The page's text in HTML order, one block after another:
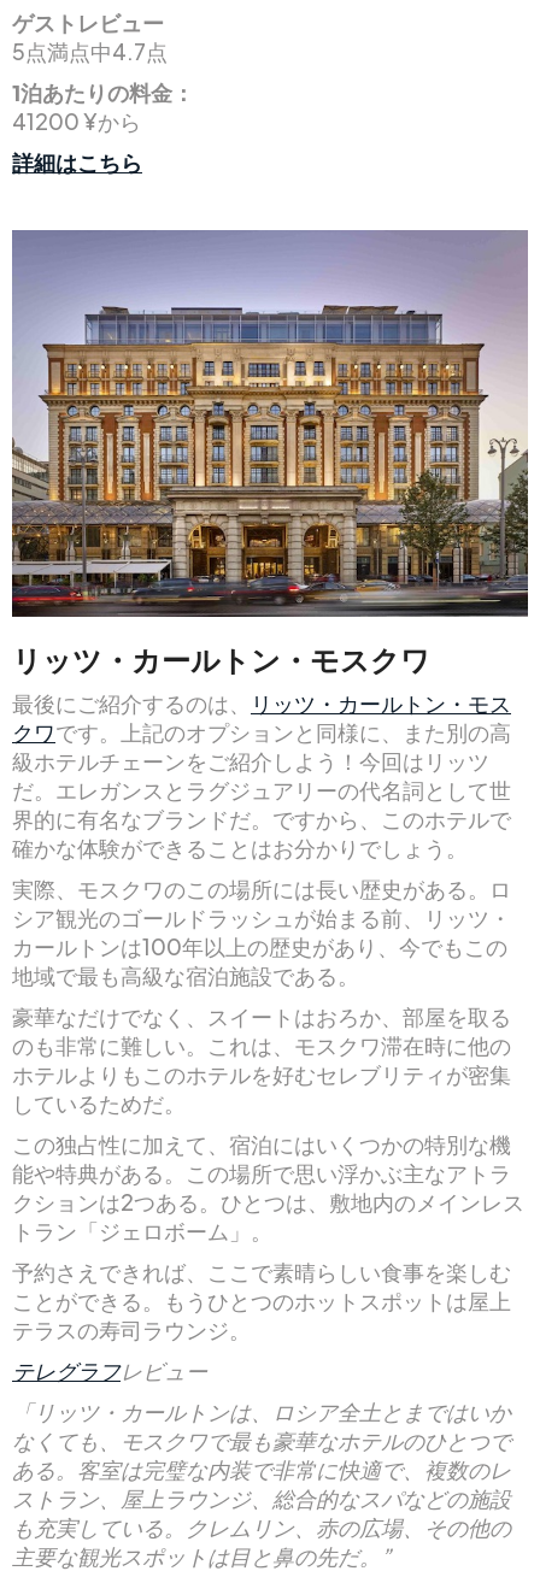
ゲストレビュー
5点満点中4.7点
1泊あたりの料金：
41200 ¥から
詳細はこちら
リッツ・カールトン・モスクワ
最後にご紹介するのは、
リッツ・カールトン・モス
クワです。上記のオプションと同様に、また別の高
級ホテルチェーンをご紹介しよう！今回はリッツ
だ。エレガンスとラグジュアリーの代名詞として世
界的に有名なブランドだ。ですから、このホテルで
確かな体験ができることはお分かりでしょう。
実際、モスクワのこの場所には長い歴史がある。ロ
シア観光のゴールドラッシュが始まる前、リッツ・
カールトンは100年以上の歴史があり、今でもこの
地域で最も高級な宿泊施設である。
豪華なだけでなく、スイートはおろか、部屋を取る
のも非常に難しい。これは、モスクワ滞在時に他の
ホテルよりもこのホテルを好むセレブリティが密集
しているためだ。
この独占性に加えて、宿泊にはいくつかの特別な機
能や特典がある。この場所で思い浮かぶ主なアトラ
クションは2つある。ひとつは、敷地内のメインレス
トラン「ジェロボーム」。
予約さえできれば、ここで素晴らしい食事を楽しむ
ことができる。もうひとつのホットスポットは屋上
テラスの寿司ラウンジ。
テレグラフレビュー
「リッツ・カールトンは、ロシア全土とまではいか
なくても、モスクワで最も豪華なホテルのひとつで
ある。客室は完璧な内装で非常に快適で、複数のレ
ストラン、屋上ラウンジ、総合的なスパなどの施設
も充実している。クレムリン、赤の広場、その他の
主要な観光スポットは目と鼻の先だ。”